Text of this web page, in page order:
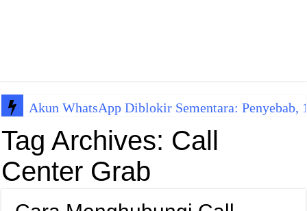
Akun WhatsApp Diblokir Sementara:
Tag Archives: Call
Center Grab